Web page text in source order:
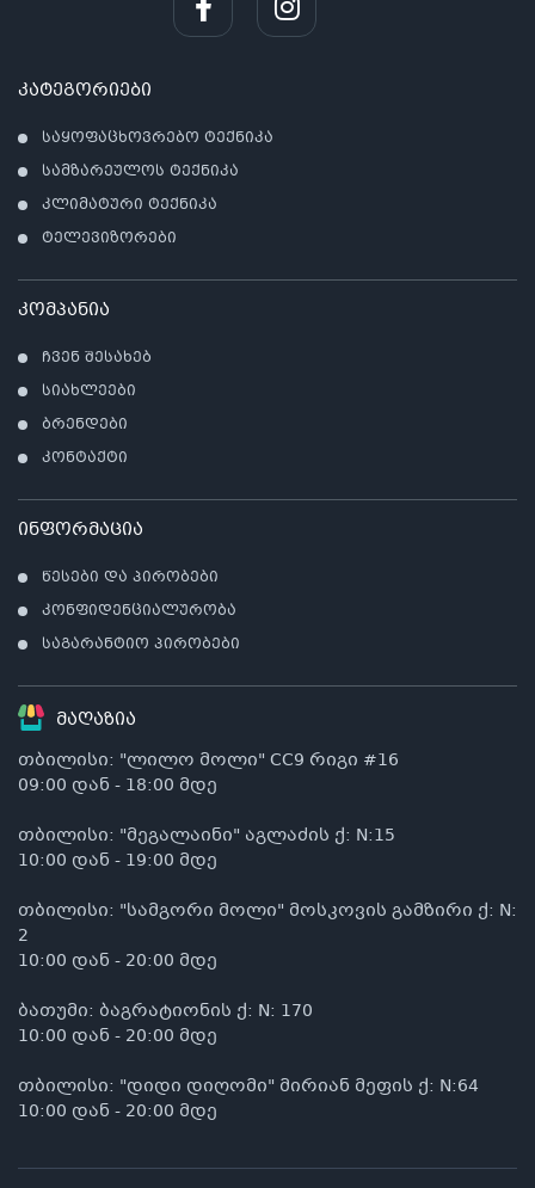
კატეგორიები
საყოფაცხოვრებო ტექნიკა
სამზარეულოს ტექნიკა
კლიმატური ტექნიკა
ტელევიზორები
კომპანია
ჩვენ შესახებ
სიახლეები
ბრენდები
კონტაქტი
ინფორმაცია
წესები და პირობები
კონფიდენციალურობა
საგარანტიო პირობები
მაღაზია
თბილისი: "ლილო მოლი" CC9 რიგი #16
09:00 დან - 18:00 მდე
თბილისი: "მეგალაინი" აგლაძის ქ: N:15
10:00 დან - 19:00 მდე
თბილისი: "სამგორი მოლი" მოსკოვის გამზირი ქ: N:
2
10:00 დან - 20:00 მდე
ბათუმი: ბაგრატიონის ქ: N: 170
10:00 დან - 20:00 მდე
თბილისი: "დიდი დიღომი" მირიან მეფის ქ: N:64
10:00 დან - 20:00 მდე